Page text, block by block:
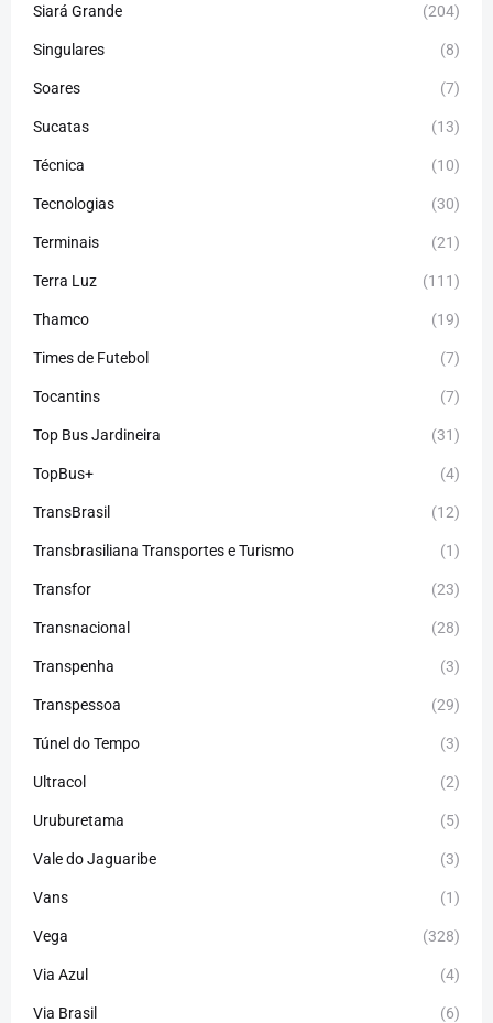
Siará Grande (204)
Singulares (8)
Soares (7)
Sucatas (13)
Técnica (10)
Tecnologias (30)
Terminais (21)
Terra Luz (111)
Thamco (19)
Times de Futebol (7)
Tocantins (7)
Top Bus Jardineira (31)
TopBus+ (4)
TransBrasil (12)
Transbrasiliana Transportes e Turismo (1)
Transfor (23)
Transnacional (28)
Transpenha (3)
Transpessoa (29)
Túnel do Tempo (3)
Ultracol (2)
Uruburetama (5)
Vale do Jaguaribe (3)
Vans (1)
Vega (328)
Via Azul (4)
Via Brasil (6)